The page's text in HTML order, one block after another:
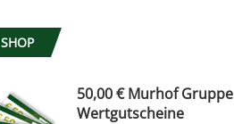
SHOP
50,00 € Murhof Gruppe
Wertgutscheine